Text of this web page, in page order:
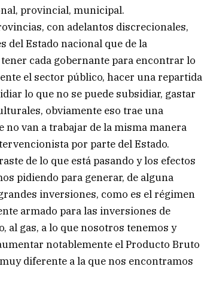
provincial, municipal.
con adelantos discrecionales,
del Estado nacional que de la
cada gobernante para encontrar lo
el sector público, hacer una repartida
lo que no se puede subsidiar, gastar
obviamente eso trae una
no van a trabajar de la misma manera
por parte del Estado.
de lo que está pasando y los efectos
pidiendo para generar, de alguna
inversiones, como es el régimen
armado para las inversiones de
al gas, a lo que nosotros tenemos y
notablemente el Producto Bruto
diferente a la que nos encontramos